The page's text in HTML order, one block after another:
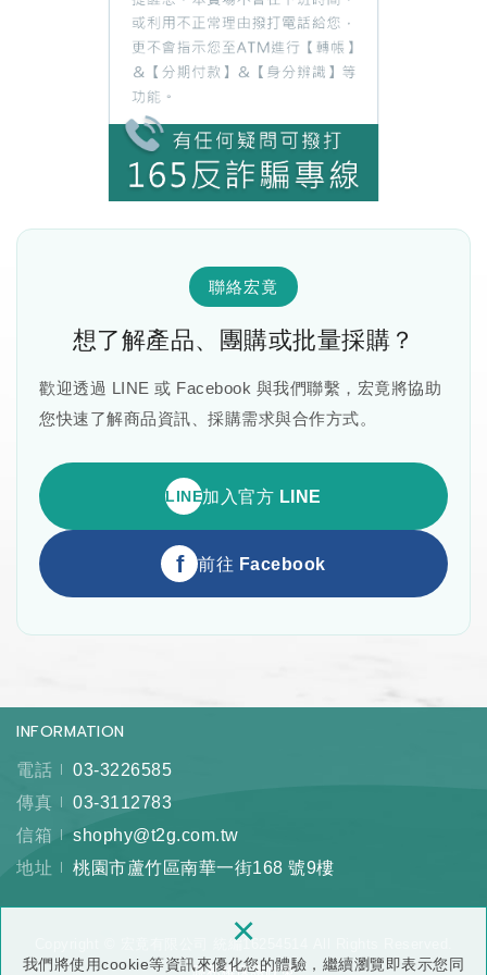
我們將使用cookie等資訊來優化您的體驗，繼續瀏覽即表示您同
×
聯絡宏竟
想了解產品、團購或批量採購？
歡迎透過 LINE 或 Facebook 與我們聯繫，宏竟將協助
您快速了解商品資訊、採購需求與合作方式。
LINE加入官方 LINE
f 前往 Facebook
INFORMATION
電話
03-3226585
傳真
03-3112783
信箱
shophy@t2g.com.tw
地址
桃園市蘆竹區南華一街168 號9樓
Copyright © 宏竟有限公司 統編16254514 All Rights Reserved.
隱私權保護政策